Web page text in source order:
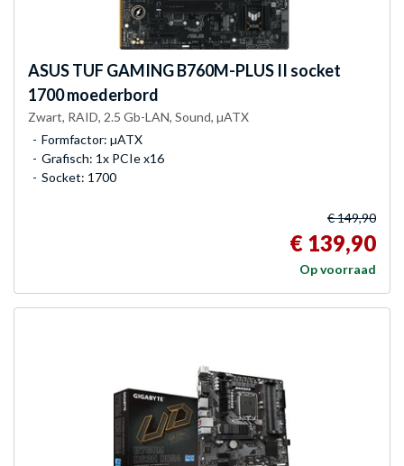
ASUSTUF GAMING B760M-PLUS II socket
1700 moederbord
Zwart, RAID, 2.5 Gb-LAN, Sound, µATX
Formfactor: µATX
Grafisch: 1x PCIe x16
Socket: 1700
€ 149,90
€ 139,90
Op voorraad